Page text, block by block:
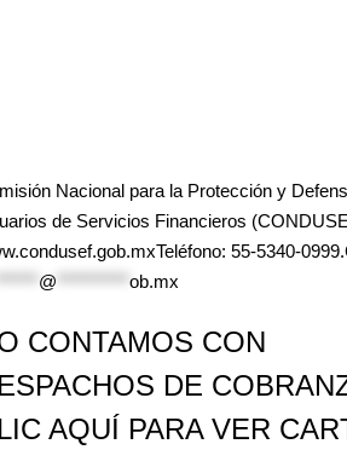
Nacional para la Protección y
de Servicios Financieros
55-5340-
@ ob.mx
CONTAMOS CON
DE
AQUÍ PARA VER